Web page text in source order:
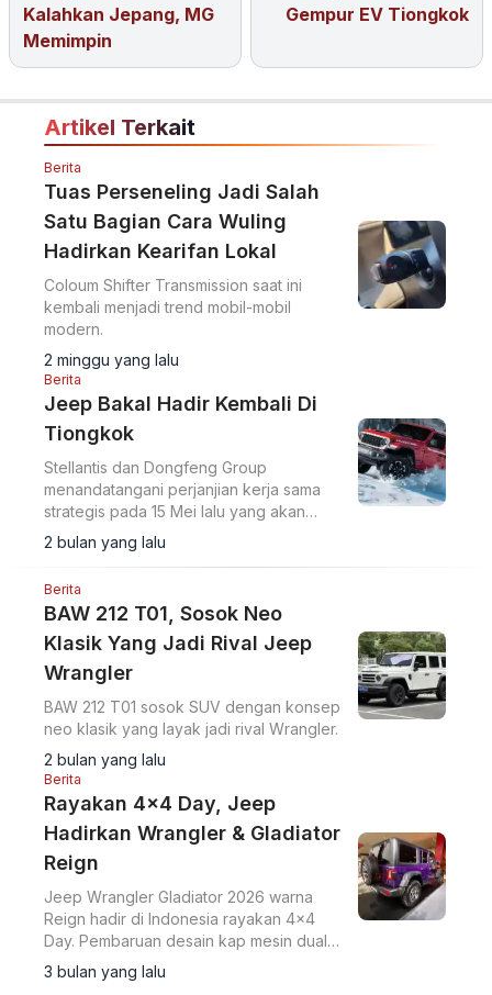
Kalahkan Jepang, MG
Memimpin
Gempur EV Tiongkok
Artikel Terkait
Berita
Tuas Perseneling Jadi Salah
Satu Bagian Cara Wuling
Hadirkan Kearifan Lokal
Coloum Shifter Transmission saat ini
kembali menjadi trend mobil-mobil
modern.
2 minggu yang lalu
Berita
Jeep Bakal Hadir Kembali Di
Tiongkok
Stellantis dan Dongfeng Group
menandatangani perjanjian kerja sama
strategis pada 15 Mei lalu yang akan
memperluas produksi kendaraan energi
baru (NEV) merek Peugeot dan Jeep di
2 bulan yang lalu
Berita
BAW 212 T01, Sosok Neo
Klasik Yang Jadi Rival Jeep
Wrangler
BAW 212 T01 sosok SUV dengan konsep
neo klasik yang layak jadi rival Wrangler.
2 bulan yang lalu
Berita
Rayakan 4x4 Day, Jeep
Hadirkan Wrangler & Gladiator
Reign
Jeep Wrangler Gladiator 2026 warna
Reign hadir di Indonesia rayakan 4x4
Day. Pembaruan desain kap mesin dual
vented hood dan easy-to-remove door
tingkatkan fleksibilitas off-road.
3 bulan yang lalu